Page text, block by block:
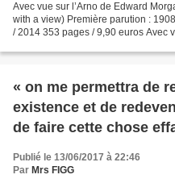
Avec vue sur l’Arno de Edward
with a view) Première parution :
/ 2014 353 pages / 9,90 euros Avec
« on me permettra de
existence et de
de faire cette chose
Publié le 13/06/2017 à 22:46
Par Mrs FIGG